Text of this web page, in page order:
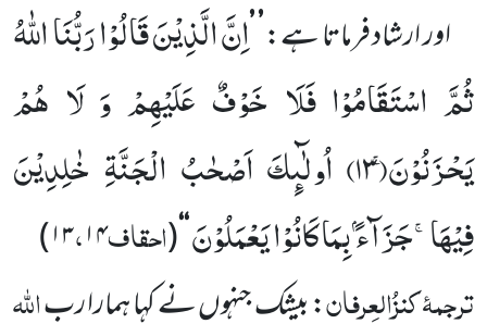
اور ارشاد فرماتا ہے:’
’اِنَّ الَّذِیْنَ قَالُوْا رَبُّنَا اللّٰهُ
ثُمَّ اسْتَقَامُوْا فَلَا خَوْفٌ عَلَیْهِمْ وَ لَا هُمْ
یَحْزَنُوْنَۚ(۱۳) اُولٰٓىٕكَ اَصْحٰبُ الْجَنَّةِ خٰلِدِیْنَ
فِیْهَاۚ-جَزَآءًۢ بِمَا كَانُوْا یَعْمَلُوْنَ‘‘
(احقاف ۱۳،۱۴ )
ترجمۂکنزُالعِرفان: بیشک جنہوں نے کہا ہمارا رباللہ